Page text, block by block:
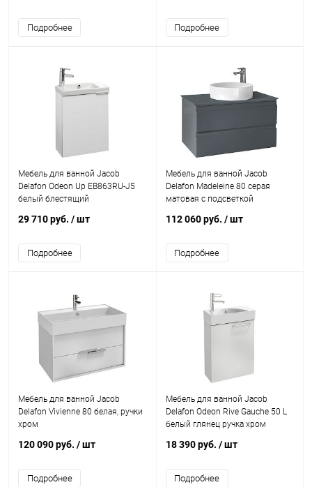
Подробнее Подробнее
Мебель для ванной Jacob
Delafon Odeon Up EB863RU-J5
белый блестящий
29 710 руб. / шт
Подробнее
Мебель для ванной Jacob
Delafon Madeleine 80 серая
матовая с подсветкой
112 060 руб. / шт
Подробнее
Мебель для ванной Jacob
Delafon Vivienne 80 белая, ручки
хром
120 090 руб. / шт
Подробнее
Мебель для ванной Jacob
Delafon Odeon Rive Gauche 50 L
белый глянец ручка хром
18 390 руб. / шт
Подробнее